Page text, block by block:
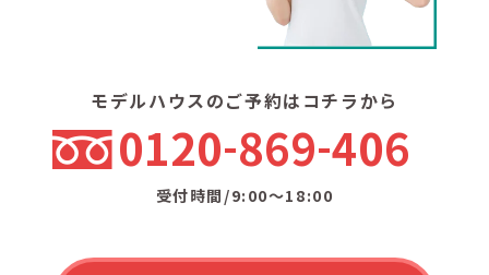
モデルハウスのご予約はコチラから
0120 869 406
受付時間/9:00〜18:00